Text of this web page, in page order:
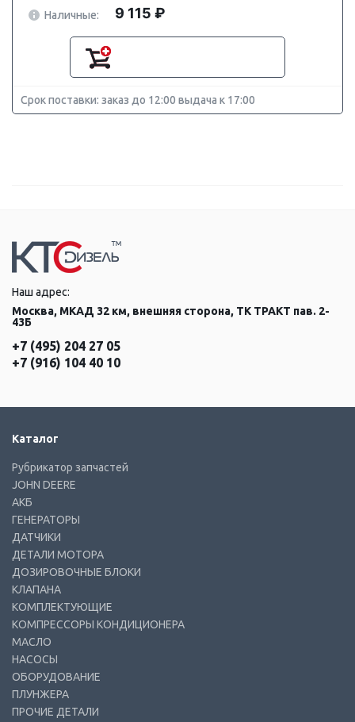
Наличные:
9 115 ₽
Срок поставки: заказ до 12:00 выдача к 17:00
Наш адрес:
Москва, МКАД 32 км, внешняя сторона, ТК ТРАКТ пав. 2-
43Б
+7 (495) 204 27 05
+7 (916) 104 40 10
Каталог
Рубрикатор запчастей
JOHN DEERE
АКБ
ГЕНЕРАТОРЫ
ДАТЧИКИ
ДЕТАЛИ МОТОРА
ДОЗИРОВОЧНЫЕ БЛОКИ
КЛАПАНА
КОМПЛЕКТУЮЩИЕ
КОМПРЕССОРЫ КОНДИЦИОНЕРА
МАСЛО
НАСОСЫ
ОБОРУДОВАНИЕ
ПЛУНЖЕРА
ПРОЧИЕ ДЕТАЛИ